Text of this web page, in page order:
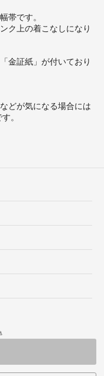
帯です。
ク上の着こなしになり
金証紙」が付いており
どが気になる場合には
。